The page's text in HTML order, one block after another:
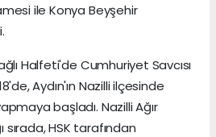
ile Konya Beyşehir
Halfeti'de Cumhuriyet Savcısı
Aydın'ın Nazilli ilçesinde
başladı. Nazilli Ağır
sırada, HSK tarafından